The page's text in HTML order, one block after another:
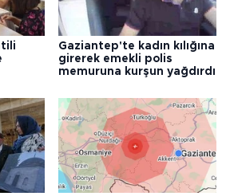
Gaziantep'te kadın kılığına
girerek emekli polis
memuruna kurşun yağdırdı